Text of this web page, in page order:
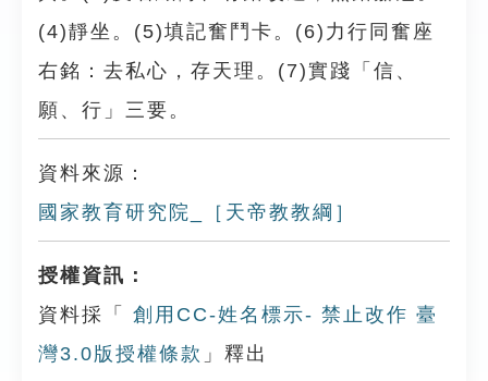
(4)靜坐。(5)填記奮鬥卡。(6)力行同奮座
右銘：去私心，存天理。(7)實踐「信、
願、行」三要。
資料來源：
國家教育研究院_［天帝教教綱］
授權資訊：
資料採「
創用CC-姓名標示- 禁止改作 臺
灣3.0版授權條款 」釋出